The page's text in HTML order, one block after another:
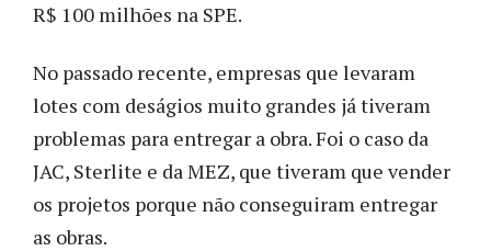
R$ 100 milhões na SPE.
No passado recente, empresas que levaram
lotes com deságios muito grandes já tiveram
problemas para entregar a obra. Foi o caso da
JAC, Sterlite e da MEZ, que tiveram que vender
os projetos porque não conseguiram entregar
as obras.